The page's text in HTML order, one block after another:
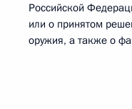
Российской
или о принятом
оружия, а также о